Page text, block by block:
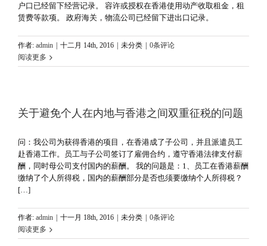
户口已经留下经营记录。 容许或授权在香港使用动产收取租金，租
赁费等款项。 政府海关，物流公司已经留下进出口记录。
作者: admin | 十二月 14th, 2016 | 未分类 | 0条评论
阅读更多
关于避免个人在内地与香港之间双重征税的问题
问：我公司为获得香港的项目，在香港成了子公司，并且派遣员工
赴香港工作。员工与子公司签订了雇佣合约，遵守香港法律支付薪
酬，同时母公司支付国内的薪酬。 我的问题是：1、员工在香港薪酬
缴纳了个人所得税，国内的薪酬部分是否也须要缴纳个人所得税？
[…]
作者: admin | 十一月 18th, 2016 | 未分类 | 0条评论
阅读更多